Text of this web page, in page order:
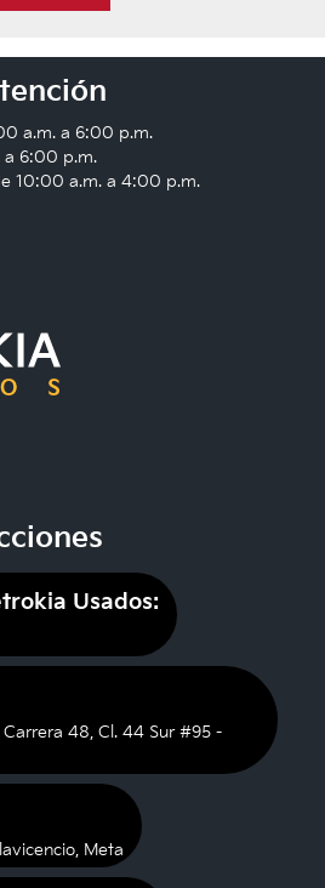
a.m. a 6:00 p.m.
a 6:00 p.m.
10:00 a.m. a 4:00 p.m.
Usados:
48, Cl. 44 Sur #95 -
Meta